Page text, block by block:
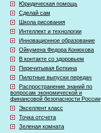
Юридическая помощь
Сделай сам
Школа рисования
Интеллект и технологии
Инновационное образование
Ойкумена Федора Конюхова
В контакте со здоровьем
Перечитывая Боткина
Пилотные выпуски передач
Распространение знаний по
вопросам экономической и
финансовой безопасности России
Экселлент класс
Точка отсчета
Зеленая комната